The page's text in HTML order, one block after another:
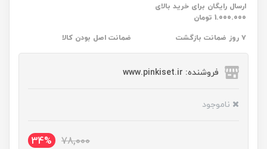
ارسال رایگان برای خرید بالای
1.000.000 تومان
۷ روز ضمانت بازگشت ضمانت اصل بودن کالا
فروشنده: www.pinkiset.ir
ناموجود
78,000
34%